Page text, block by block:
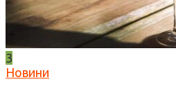
3
Новини